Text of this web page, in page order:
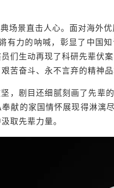
场景直击人心。面对海外
有力的呐喊，彰显了中国
们生动再现了科研先辈伏
苦奋斗、永不言弃的精神
，剧目还细腻刻画了先辈
献的家国情怀展现得淋漓
取先辈力量。